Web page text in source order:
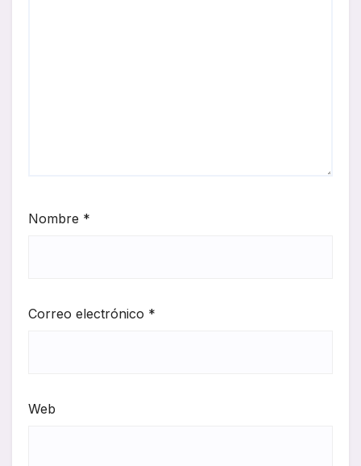
Nombre *
Correo electrónico *
Web